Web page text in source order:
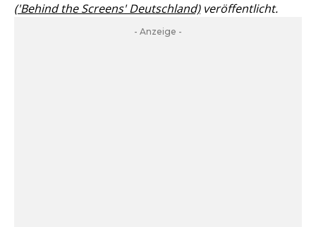
('Behind the Screens' Deutschland)veröffentlicht.
- Anzeige -